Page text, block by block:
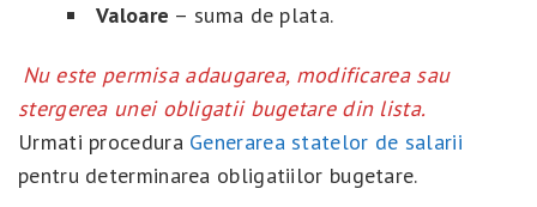
Valoare – suma de plata.
Nu este permisa adaugarea, modificarea sau
stergerea unei obligatii bugetare din lista.
Urmati procedura Generarea statelor de salarii
pentru determinarea obligatiilor bugetare.